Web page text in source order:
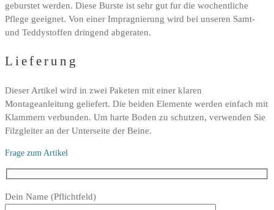
geburstet werden. Diese Burste ist sehr gut fur die wochentliche
Pflege geeignet. Von einer Impragnierung wird bei unseren Samt-
und Teddystoffen dringend abgeraten.
Lieferung
Dieser Artikel wird in zwei Paketen mit einer klaren
Montageanleitung geliefert. Die beiden Elemente werden einfach mit
Klammern verbunden. Um harte Boden zu schutzen, verwenden Sie
Filzgleiter an der Unterseite der Beine.
Frage zum Artikel
Bitte
Dein Name (Pflichtfeld)